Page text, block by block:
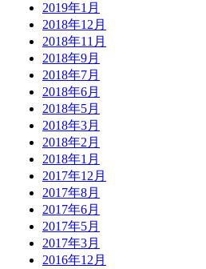
2019年1月
2018年12月
2018年11月
2018年9月
2018年7月
2018年6月
2018年5月
2018年3月
2018年2月
2018年1月
2017年12月
2017年8月
2017年6月
2017年5月
2017年3月
2016年12月